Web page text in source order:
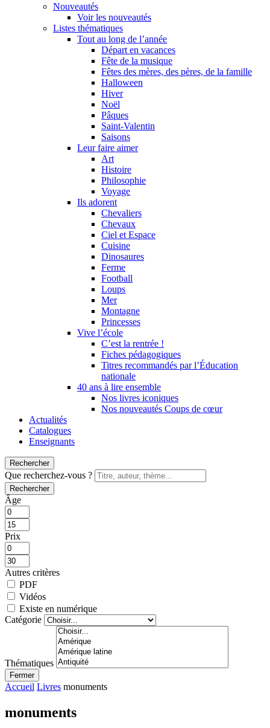
Nouveautés
Voir les nouveautés
Listes thématiques
Tout au long de l’année
Départ en vacances
Fête de la musique
Fêtes des mères, des pères, de la famille
Halloween
Hiver
Noël
Pâques
Saint-Valentin
Saisons
Leur faire aimer
Art
Histoire
Philosophie
Voyage
Ils adorent
Chevaliers
Chevaux
Ciel et Espace
Cuisine
Dinosaures
Ferme
Football
Loups
Mer
Montagne
Princesses
Vive l’école
C’est la rentrée !
Fiches pédagogiques
Titres recommandés par l’Éducation
nationale
40 ans à lire ensemble
Nos livres iconiques
Nos nouveautés Coups de cœur
Actualités
Catalogues
Enseignants
Rechercher
Que recherchez-vous ?
Rechercher
Âge
Prix
Autres critères
PDF
Vidéos
Existe en numérique
Catégorie
Thématiques
Fermer
Accueil Livres monuments
monuments